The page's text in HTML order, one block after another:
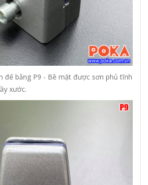
đế bằng P9 - Bề mặt được sơn phủ tĩnh
xước.